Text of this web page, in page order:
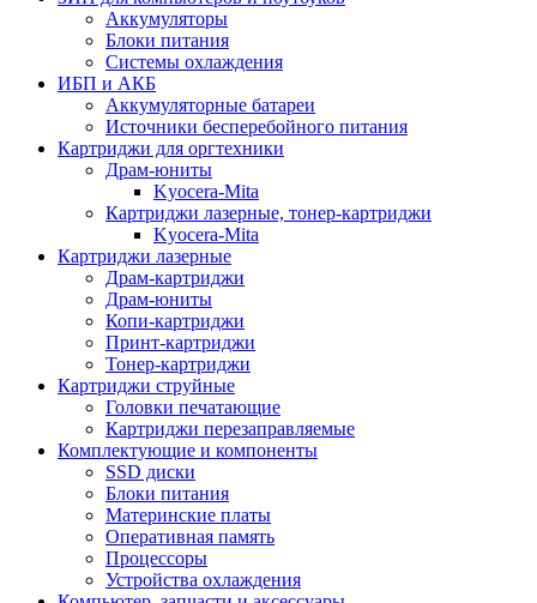
Аккумуляторы
Блоки питания
Системы охлаждения
ИБП и АКБ
Аккумуляторные батареи
Источники бесперебойного питания
Картриджи для оргтехники
Драм-юниты
Kyocera-Mita
Картриджи лазерные, тонер-картриджи
Kyocera-Mita
Картриджи лазерные
Драм-картриджи
Драм-юниты
Копи-картриджи
Принт-картриджи
Тонер-картриджи
Картриджи струйные
Головки печатающие
Картриджи перезаправляемые
Комплектующие и компоненты
SSD диски
Блоки питания
Материнские платы
Оперативная память
Процессоры
Устройства охлаждения